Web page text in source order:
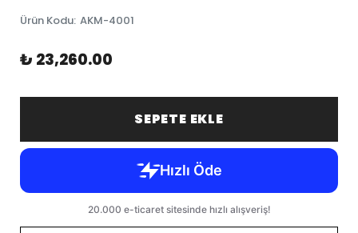
Ürün Kodu: AKM-4001
₺ 23,260.00
SEPETE EKLE